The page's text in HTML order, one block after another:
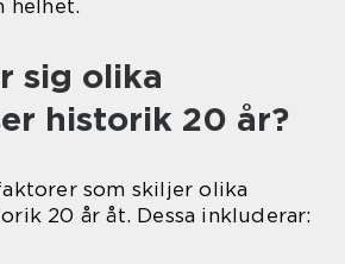
helhet.
sig olika
historik 20 år?
som skiljer olika
20 år åt. Dessa inkluderar: